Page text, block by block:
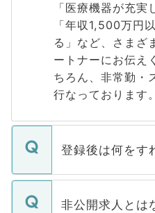
「医療機器が充実
「年収1,500万円
る」など、さまざ
ートナーにお伝え
ちろん、非常勤・
行なっております。
登録後は何をす
ご登録いただきま
登録内容を確認し
非公開求人とは